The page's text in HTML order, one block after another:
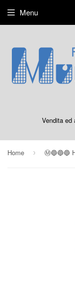
Vendita ed
Menu
Home ›